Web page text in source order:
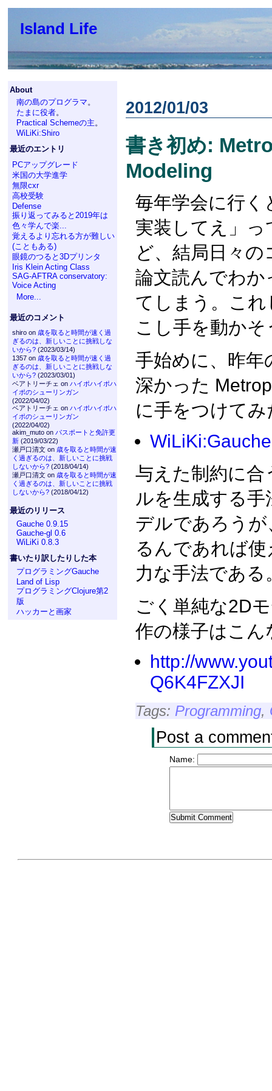
Island Life
About
南の島のプログラマ。
たまに役者。
Practical Schemeの主。
WiLiKi:Shiro
最近のエントリ
PCアップグレード
米国の大学進学
無限cxr
高校受験
Defense
振り返ってみると2019年は
色々学んで楽...
覚えるより忘れる方が難しい
(こともある)
眼鏡のつると3Dプリンタ
Iris Klein Acting Class
SAG-AFTRA conservatory:
Voice Acting
More...
最近のコメント
shiro on 歳を取ると時間が速く過
ぎるのは、新しいことに挑戦しな
いから?(2023/03/14)
1357 on 歳を取ると時間が速く過
ぎるのは、新しいことに挑戦しな
いから?(2023/03/01)
ベアトリーチェ on ハイポハイポハ
イポのシューリンガン
(2022/04/02)
ベアトリーチェ on ハイポハイポハ
イポのシューリンガン
(2022/04/02)
akim_muto on パスポートと免許更
新(2019/03/22)
瀬戸口清文 on 歳を取ると時間が速
く過ぎるのは、新しいことに挑戦
しないから?(2018/04/14)
瀬戸口清文 on 歳を取ると時間が速
く過ぎるのは、新しいことに挑戦
しないから?(2018/04/12)
最近のリリース
Gauche 0.9.15
Gauche-gl 0.6
WiLiKi 0.8.3
書いたり訳したりした本
プログラミングGauche
Land of Lisp
プログラミングClojure第2
版
ハッカーと画家
2012/01/03
書き初め:
Modeling
毎年学会に行く
実装してえ」
ど、結局日々
論文読んでわ
てしまう。こ
こし手を動かそ
手始めに、昨年
深かった
に手をつけてみ
与えた制約に
ルを生成する
デルであろう
るんであれば
力な手法である
ごく単純な2D
作の様子はこん
http://
Q6K4FZXJI
Tags: Programming,
Post a
Name: